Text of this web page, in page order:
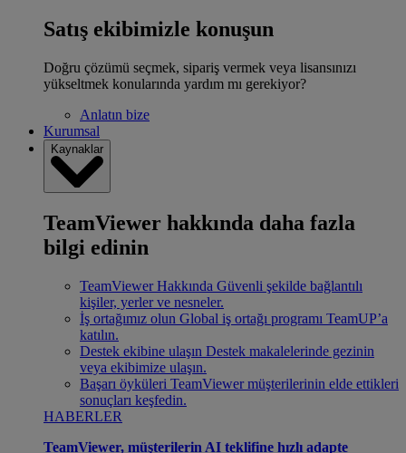
Satış ekibimizle konuşun
Doğru çözümü seçmek, sipariş vermek veya lisansınızı
yükseltmek konularında yardım mı gerekiyor?
Anlatın bize
Kurumsal
Kaynaklar
TeamViewer hakkında daha fazla
bilgi edinin
TeamViewer Hakkında Güvenli şekilde bağlantılı
kişiler, yerler ve nesneler.
İş ortağımız olun Global iş ortağı programı TeamUP’a
katılın.
Destek ekibine ulaşın Destek makalelerinde gezinin
veya ekibimize ulaşın.
Başarı öyküleri TeamViewer müşterilerinin elde ettikleri
sonuçları keşfedin.
HABERLER
TeamViewer, müşterilerin AI teklifine hızlı adapte